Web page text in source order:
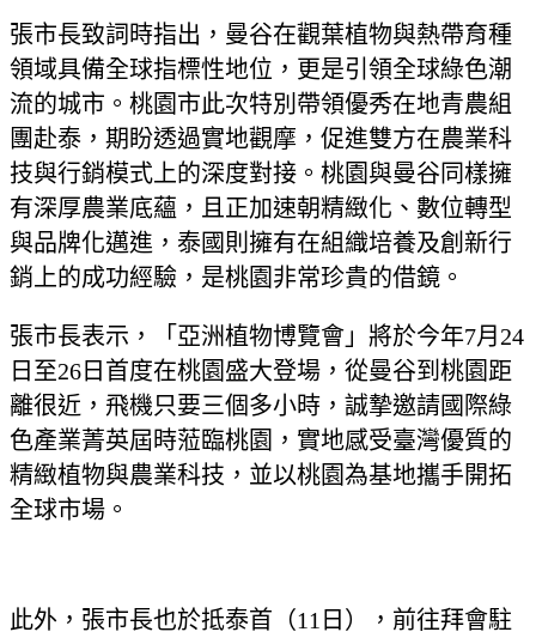
張市長致詞時指出，曼谷在觀葉植物與熱帶育種
領域具備全球指標性地位，更是引領全球綠色潮
流的城市。桃園市此次特別帶領優秀在地青農組
團赴泰，期盼透過實地觀摩，促進雙方在農業科
技與行銷模式上的深度對接。桃園與曼谷同樣擁
有深厚農業底蘊，且正加速朝精緻化、數位轉型
與品牌化邁進，泰國則擁有在組織培養及創新行
銷上的成功經驗，是桃園非常珍貴的借鏡。
張市長表示，「亞洲植物博覽會」將於今年7月24
日至26日首度在桃園盛大登場，從曼谷到桃園距
離很近，飛機只要三個多小時，誠摯邀請國際綠
色產業菁英屆時蒞臨桃園，實地感受臺灣優質的
精緻植物與農業科技，並以桃園為基地攜手開拓
全球市場。
此外，張市長也於抵泰首（11日），前往拜會駐